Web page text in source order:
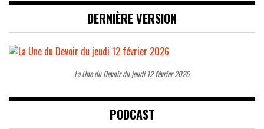
DERNIÈRE VERSION
La Une du Devoir du jeudi 12 février 2026
PODCAST